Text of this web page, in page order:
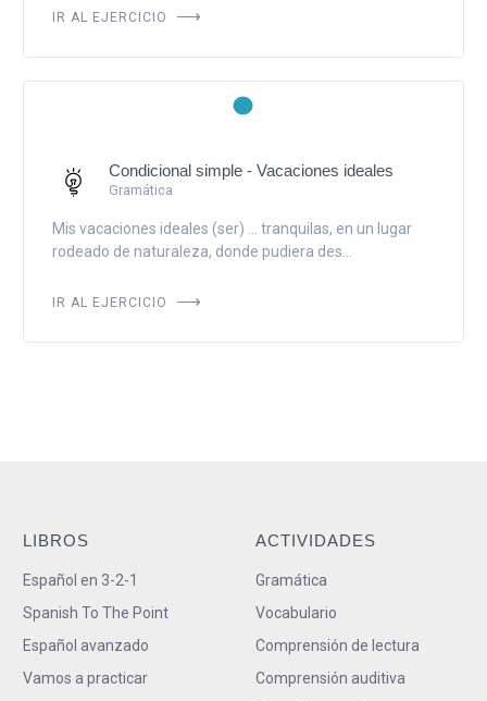
IR AL EJERCICIO
Condicional simple - Vacaciones ideales
Gramática
Mis vacaciones ideales (ser) ... tranquilas, en un lugar
rodeado de naturaleza, donde pudiera des...
IR AL EJERCICIO
LIBROS
Español en 3-2-1
Spanish To The Point
Español avanzado
Vamos a practicar
ACTIVIDADES
Gramática
Vocabulario
Comprensión de lectura
Comprensión auditiva